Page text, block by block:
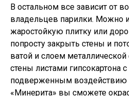
В остальном все зависит от
владельцев парилки. Можно
жаростойкую плитку или
попросту закрыть стены и
ватой и слоем
стены листами гипсокартона
подверженным воздействию
«Минерита» вы сможете